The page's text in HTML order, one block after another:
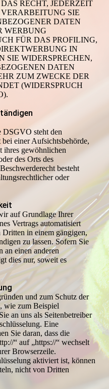
RECHT, JEDERZEIT
SIE
DATEN
WERBUNG
FÜR DAS PROFILING,
IN
SIE WIDERSPRECHEN,
DATEN
ZUM ZWECKE DER
(WIDERSPRUCH
DSGVO steht den
einer Aufsichtsbehörde,
ihres gewöhnlichen
des Orts des
besteht
oder
auf Grundlage Ihrer
Vertrags automatisiert
Dritten in einem gängigen,
zu lassen. Sofern Sie
an einen anderen
dies nur, soweit es
und zum Schutz der
wie zum Beispiel
an uns als Seitenbetreiber
Eine
Sie daran, dass die
“ auf „https://“ wechselt
Browserzeile.
aktiviert ist, können
nicht von Dritten